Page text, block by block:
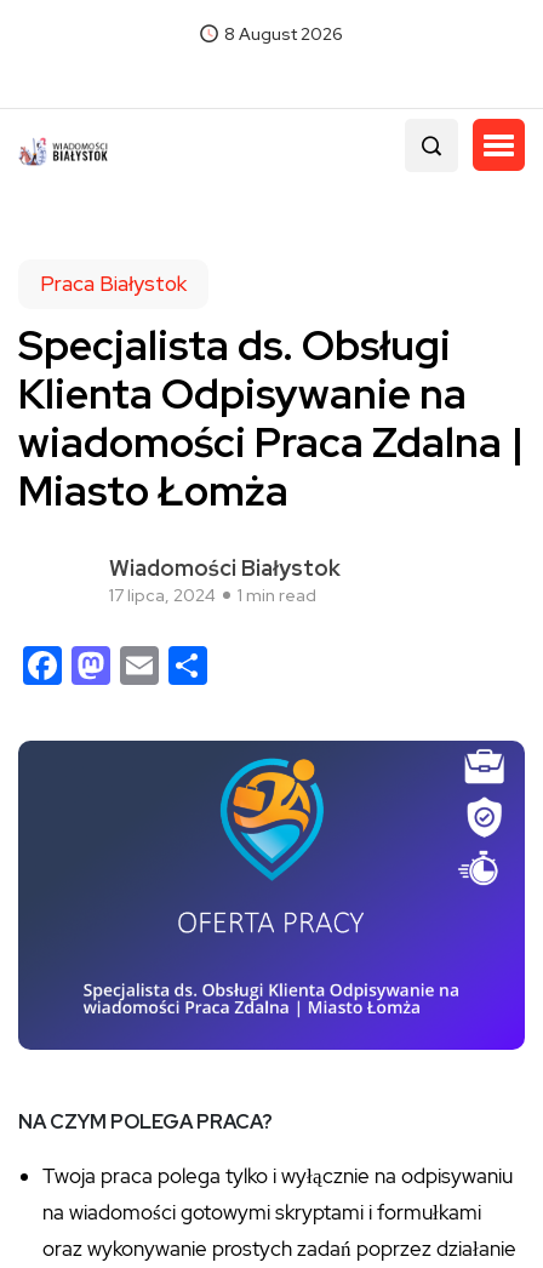
8 August 2026
Praca Białystok
Specjalista ds. Obsługi
Klienta Odpisywanie na
wiadomości Praca Zdalna |
Miasto Łomża
Wiadomości Białystok
17 lipca, 2024 1 min read
Facebook
Mastodon
Email
NA CZYM POLEGA PRACA?
Twoja praca polega tylko i wyłącznie na odpisywaniu
na wiadomości gotowymi skryptami i formułkami
oraz wykonywanie prostych zadań poprzez działanie